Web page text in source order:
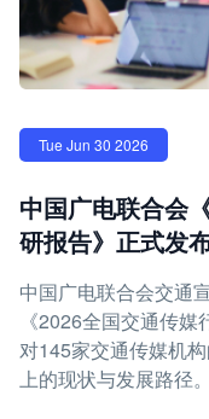
Tue Jun 30 2026
中国广电联合会
研报告》正式发
中国广电联合会交通
《2026全国交通传
对145家交通传媒机
上的现状与发展路径。